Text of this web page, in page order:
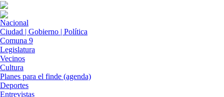
Nacional
Ciudad | Gobierno | Política
Comuna 9
Legislatura
Vecinos
Cultura
Planes para el finde (agenda)
Deportes
Entrevistas